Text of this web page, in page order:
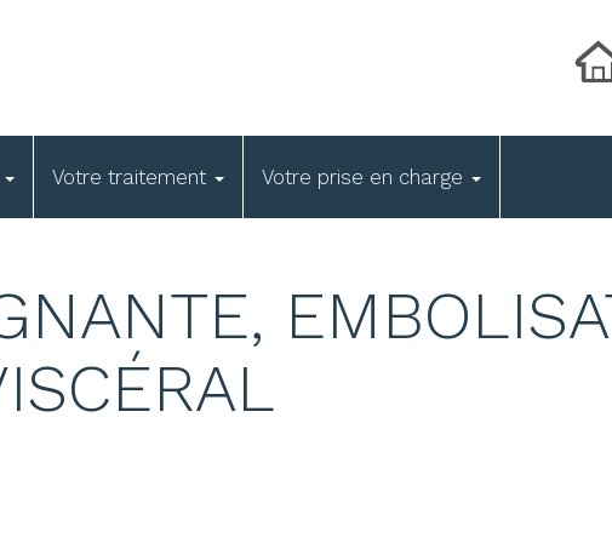
Votre traitement Votre prise en charge